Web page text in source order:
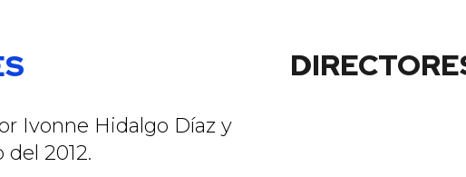
Ivonne Hidalgo Díaz y
2012.